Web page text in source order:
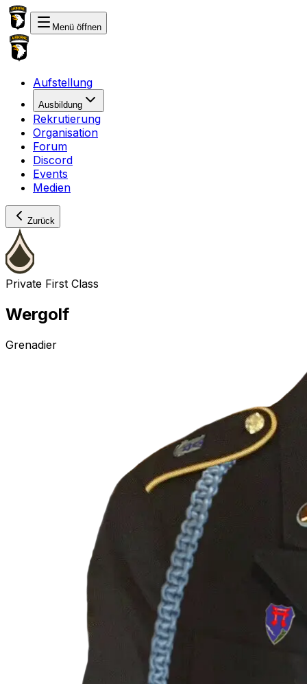
Menü öffnen
Aufstellung
Ausbildung
Rekrutierung
Organisation
Forum
Discord
Events
Medien
Zurück
Private First Class
Wergolf
Grenadier